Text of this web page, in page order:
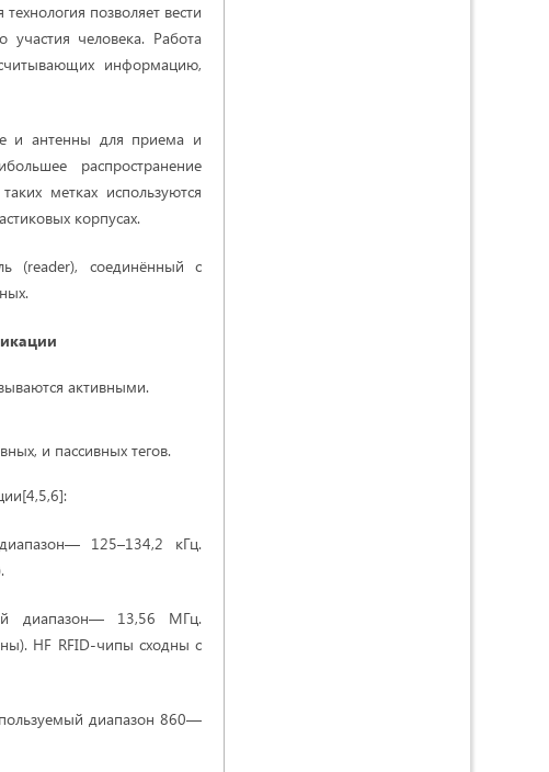
позволяет вести
участия человека. Работа
информацию,
и антенны для приема и
распространение
метках используются
корпусах.
(reader), соединённый с
активными.
и пассивных тегов.
125–134,2 кГц.
диапазон— 13,56 МГц.
HF RFID-чипы сходны с
диапазон 860—